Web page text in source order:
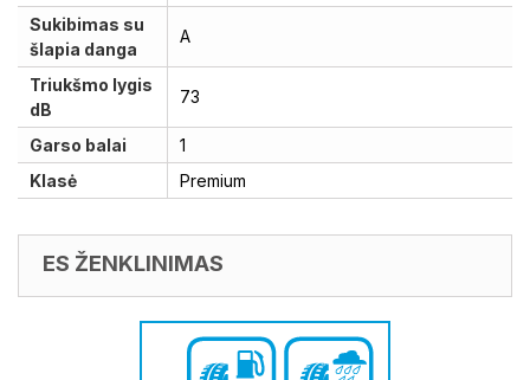
Sukibimas su
šlapia danga
A
Triukšmo lygis
dB
73
Garso balai
1
Klasė
Premium
ES ŽENKLINIMAS